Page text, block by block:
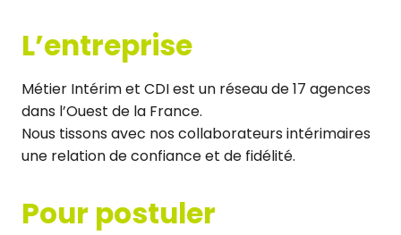
L’entreprise
Métier Intérim et CDI est un réseau de 17 agences
dans l’Ouest de la France.
Nous tissons avec nos collaborateurs intérimaires
une relation de confiance et de fidélité.
Pour postuler